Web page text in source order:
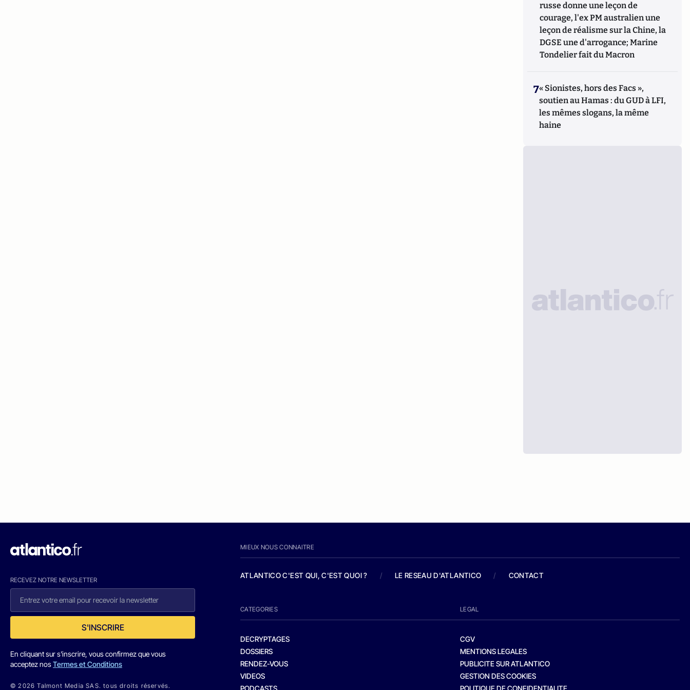
russe donne une leçon de
courage, l'ex PM australien une
leçon de réalisme sur la Chine, la
DGSE une d'arrogance; Marine
Tondelier fait du Macron
7« Sionistes, hors des Facs »,
soutien au Hamas : du GUD à LFI,
les mêmes slogans, la même
haine
RECEVEZ NOTRE NEWSLETTER
S'INSCRIRE
En cliquant sur s'inscrire, vous confirmez que vous
acceptez nosTermes et Conditions
© 2026 Talmont Media SAS. tous droits réservés.
MIEUX NOUS CONNAITRE
ATLANTICO C'EST QUI, C'EST QUOI ? / LE RESEAU D'ATLANTICO / CONTACT
CATEGORIES
DECRYPTAGES
DOSSIERS
RENDEZ-VOUS
VIDEOS
PODCASTS
LEGAL
CGV
MENTIONS LEGALES
PUBLICITE SUR ATLANTICO
GESTION DES COOKIES
POLITIQUE DE CONFIDENTIALITE